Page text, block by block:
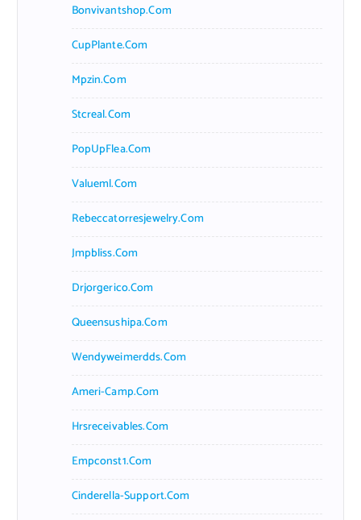
Bonvivantshop.com
CupPlante.com
Mpzin.com
Stcreal.com
PopUpFlea.com
Valueml.com
Rebeccatorresjewelry.com
Jmpbliss.com
Drjorgerico.com
Queensushipa.com
Wendyweimerdds.com
Ameri-Camp.com
Hrsreceivables.com
Empconst1.com
Cinderella-Support.com